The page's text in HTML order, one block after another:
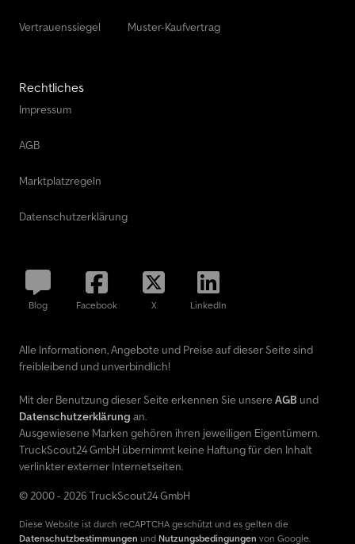
Vertrauenssiegel Muster-Kaufvertrag
Rechtliches
Impressum
AGB
Marktplatzregeln
Datenschutzerklärung
Blog Facebook X LinkedIn
Alle Informationen, Angebote und Preise auf dieser Seite sind
freibleibend und unverbindlich!
Mit der Benutzung dieser Seite erkennen Sie unsere AGB und
Datenschutzerklärung an.
Ausgewiesene Marken gehören ihren jeweiligen Eigentümern.
TruckScout24 GmbH übernimmt keine Haftung für den Inhalt
verlinkter externer Internetseiten.
© 2000 - 2026 TruckScout24 GmbH
Diese Website ist durch reCAPTCHA geschützt und es gelten die
Datenschutzbestimmungen und Nutzungsbedingungen von Google.